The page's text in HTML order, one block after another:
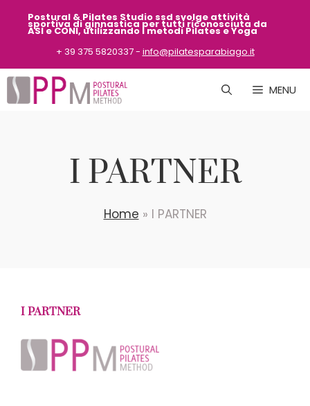
contenuto
Postural & Pilates Studio ssd svolge attività
sportiva di ginnastica per tutti riconosciuta da
ASI e CONI, utilizzando i metodi Pilates e Yoga
+ 39 375 5820337 - info@pilatesparabiago.it
MENU
I PARTNER
Home » I PARTNER
I PARTNER